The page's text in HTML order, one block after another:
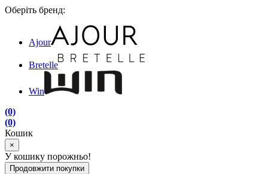
Оберіть бренд:
Ajour
Bretelle
Win
(0)
(0)
Кошик
×
У кошику порожньо!
Продовжити покупки